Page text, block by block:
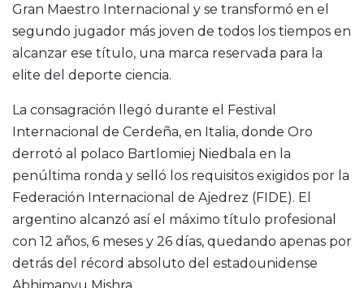
Gran Maestro Internacional y se transformó en el
segundo jugador más joven de todos los tiempos en
alcanzar ese título, una marca reservada para la
elite del deporte ciencia.
La consagración llegó durante el Festival
Internacional de Cerdeña, en Italia, donde Oro
derrotó al polaco Bartlomiej Niedbala en la
penúltima ronda y selló los requisitos exigidos por la
Federación Internacional de Ajedrez (FIDE). El
argentino alcanzó así el máximo título profesional
con 12 años, 6 meses y 26 días, quedando apenas por
detrás del récord absoluto del estadounidense